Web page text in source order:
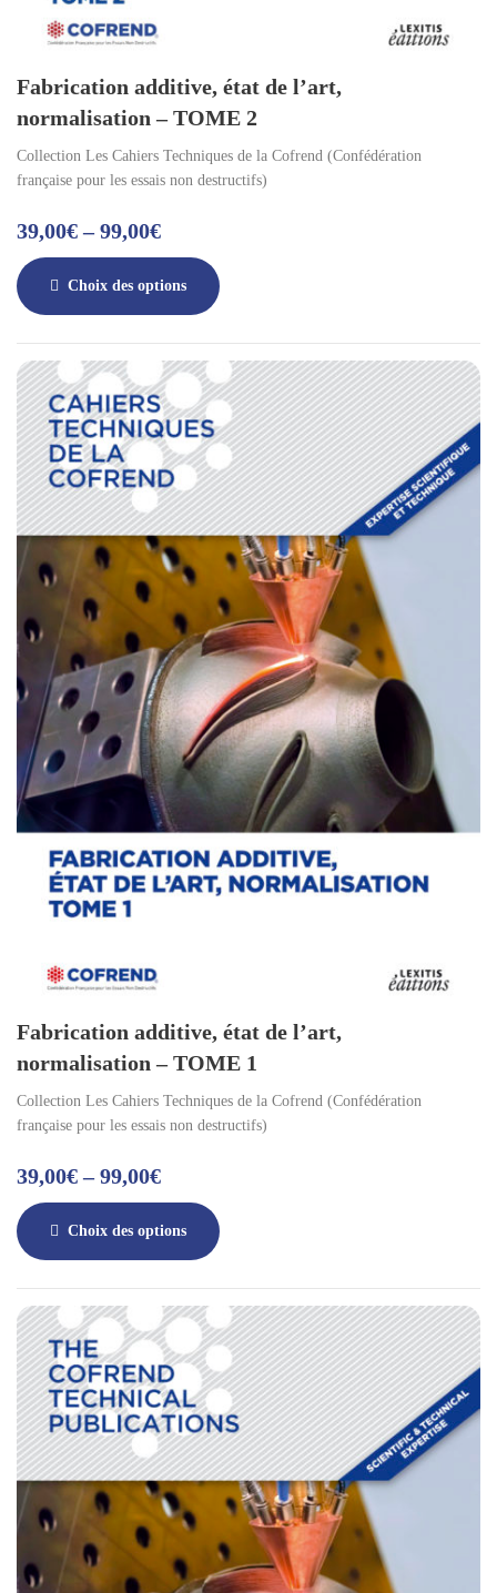
Fabrication additive, état de l’art,
normalisation – TOME 2
Collection Les Cahiers Techniques de la Cofrend (Confédération
française pour les essais non destructifs)
39,00€–99,00€
Choix des options
Fabrication additive, état de l’art,
normalisation – TOME 1
Collection Les Cahiers Techniques de la Cofrend (Confédération
française pour les essais non destructifs)
39,00€–99,00€
Choix des options